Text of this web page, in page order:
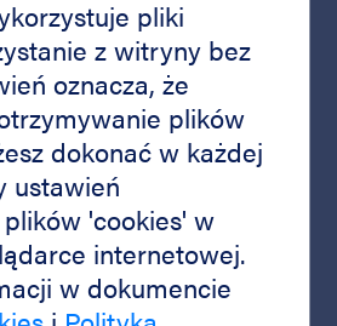
a certificate
the Principles of Good
(GDP).
the highest standards
containing
which means:
cold chain at every stage
pliki
z witryny bez
oznacza, że
plików
dokonać w każdej
ustawień
'cookies' w
internetowej.
w dokumencie